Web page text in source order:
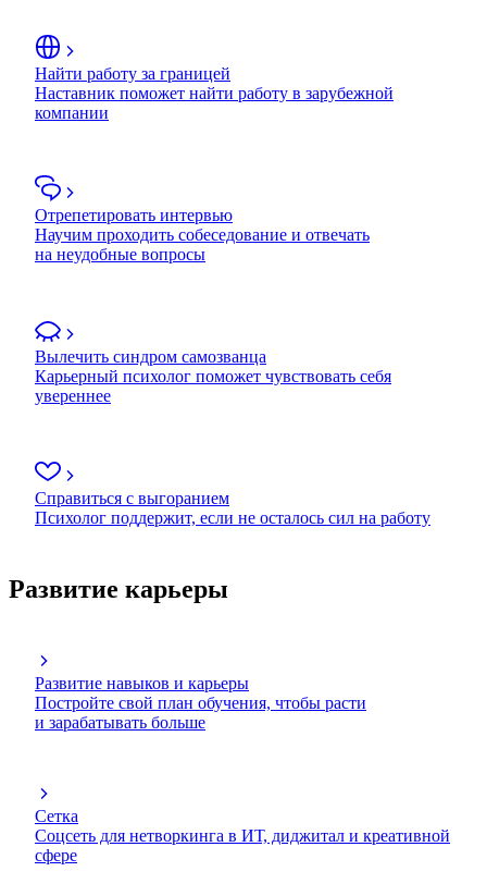
Найти работу за границей
Наставник поможет найти работу в зарубежной
компании
Отрепетировать интервью
Научим проходить собеседование и отвечать
на неудобные вопросы
Вылечить синдром самозванца
Карьерный психолог поможет чувствовать себя
увереннее
Справиться с выгоранием
Психолог поддержит, если не осталось сил на работу
Развитие карьеры
Развитие навыков и карьеры
Постройте свой план обучения, чтобы расти
и зарабатывать больше
Сетка
Соцсеть для нетворкинга в ИТ, диджитал и креативной
сфере